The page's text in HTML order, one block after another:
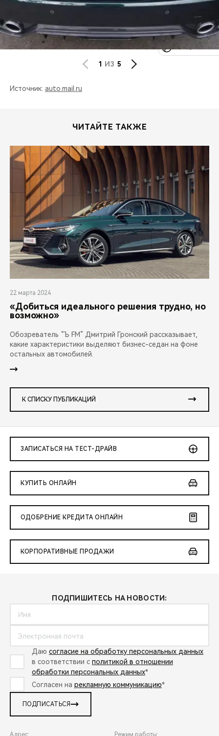
1 ИЗ 5
Источник: auto.mail.ru
ЧИТАЙТЕ ТАКЖЕ
22 марта 2024
«Добиться идеального решения трудно, но
возможно»
Обозреватель “Ъ FM” Дмитрий Гронский рассказывает,
какие характеристики выделяют бизнес-седан на фоне
остальных автомобилей.
К СПИСКУ ПУБЛИКАЦИЙ
ЗАПИСАТЬСЯ НА ТЕСТ-ДРАЙВ
КУПИТЬ ОНЛАЙН
ОДОБРЕНИЕ КРЕДИТА ОНЛАЙН
КОРПОРАТИВНЫЕ ПРОДАЖИ
ПОДПИШИТЕСЬ НА НОВОСТИ:
Даю согласие на обработку персональных данных
в соответствии с политикой в отношении
обработки персональных данных*
Согласен на рекламную коммуникацию*
ПОДПИСАТЬСЯ
Адрес: Режим работы:
Privacy notice